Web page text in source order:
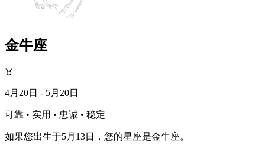
金牛座
♉
4月20日 - 5月20日
可靠 • 实用 • 忠诚 • 稳定
如果您出生于5月13日，您的星座是金牛座。